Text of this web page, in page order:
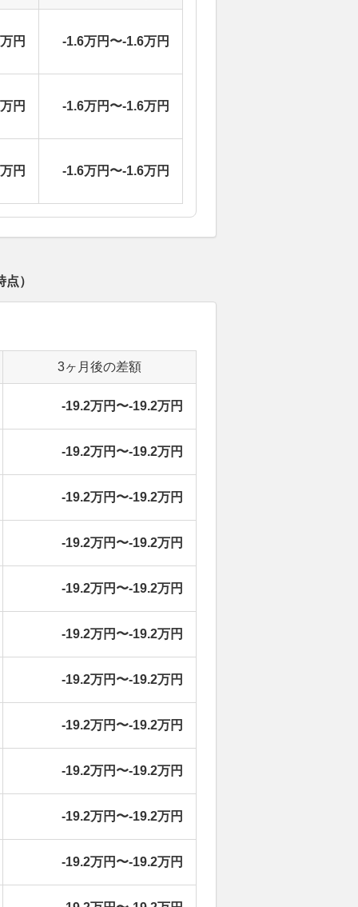
円 -1.6万円〜-1.6万円
円 -1.6万円〜-1.6万円
円 -1.6万円〜-1.6万円
点）
3ヶ月後の差額
-19.2万円〜-19.2万円
-19.2万円〜-19.2万円
-19.2万円〜-19.2万円
-19.2万円〜-19.2万円
-19.2万円〜-19.2万円
-19.2万円〜-19.2万円
-19.2万円〜-19.2万円
-19.2万円〜-19.2万円
-19.2万円〜-19.2万円
-19.2万円〜-19.2万円
-19.2万円〜-19.2万円